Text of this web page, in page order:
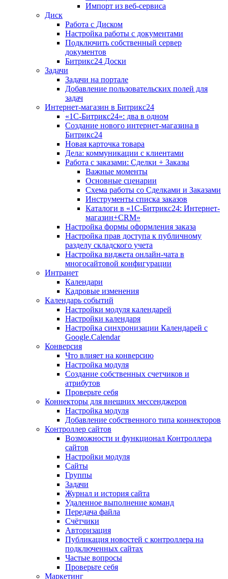
Импорт из веб-сервиса
Диск
Работа с Диском
Настройка работы с документами
Подключить собственный сервер
документов
Битрикс24 Доски
Задачи
Задачи на портале
Добавление пользовательских полей для
задач
Интернет-магазин в Битрикс24
«1С-Битрикс24»: два в одном
Создание нового интернет-магазина в
Битрикс24
Новая карточка товара
Дела: коммуникации с клиентами
Работа с заказами: Сделки + Заказы
Важные моменты
Основные сценарии
Схема работы со Сделками и Заказами
Инструменты списка заказов
Каталоги в «1С-Битрикс24: Интернет-
магазин+CRM»
Настройка формы оформления заказа
Настройка прав доступа к публичному
разделу складского учета
Настройка виджета онлайн-чата в
многосайтовой конфигурации
Интранет
Календари
Кадровые изменения
Календарь событий
Настройки модуля календарей
Настройки календаря
Настройка синхронизации Календарей с
Google.Calendar
Конверсия
Что влияет на конверсию
Настройка модуля
Создание собственных счетчиков и
атрибутов
Проверьте себя
Коннекторы для внешних мессенджеров
Настройка модуля
Добавление собственного типа коннекторов
Контроллер сайтов
Возможности и функционал Контроллера
сайтов
Настройки модуля
Сайты
Группы
Задачи
Журнал и история сайта
Удаленное выполнение команд
Передача файла
Счётчики
Авторизация
Публикация новостей с контроллера на
подключенных сайтах
Частые вопросы
Проверьте себя
Маркетинг